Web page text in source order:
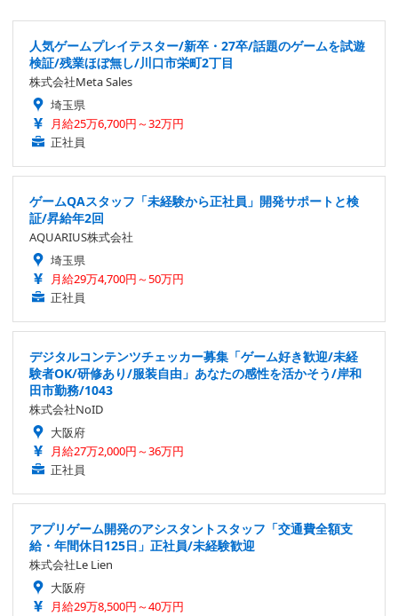
人気ゲームプレイテスター/新卒・27卒/話題のゲームを試遊
検証/残業ほぼ無し/川口市栄町2丁目
株式会社Meta Sales
埼玉県
月給25万6,700円～32万円
正社員
ゲームQAスタッフ「未経験から正社員」開発サポートと検
証/昇給年2回
AQUARIUS株式会社
埼玉県
月給29万4,700円～50万円
正社員
デジタルコンテンツチェッカー募集「ゲーム好き歓迎/未経
験者OK/研修あり/服装自由」あなたの感性を活かそう/岸和
田市勤務/1043
株式会社NoID
大阪府
月給27万2,000円～36万円
正社員
アプリゲーム開発のアシスタントスタッフ「交通費全額支
給・年間休日125日」正社員/未経験歓迎
株式会社Le Lien
大阪府
月給29万8,500円～40万円